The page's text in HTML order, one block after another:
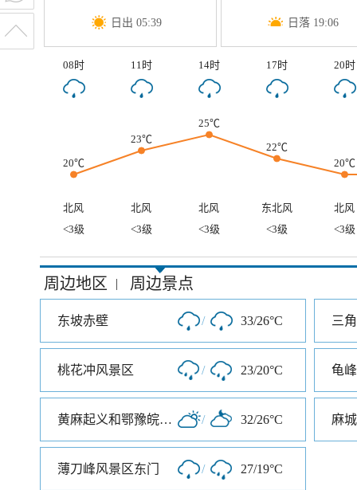
日出 05:39 日落 19:06
08时 11时 14时 17时 20时
20℃
23℃
25℃
22℃
20℃
北风 北风 北风 东北风
北风
<3级
<3级 <3级 <3级 <3级
周边地区 | 周边景点
东坡赤壁 / 33/26°C 三
桃花冲风景区 / 23/20°C 龟
黄麻起义和鄂豫皖苏区纪念园 / 32/26°C 麻
薄刀峰风景区东门 / 27/19°C